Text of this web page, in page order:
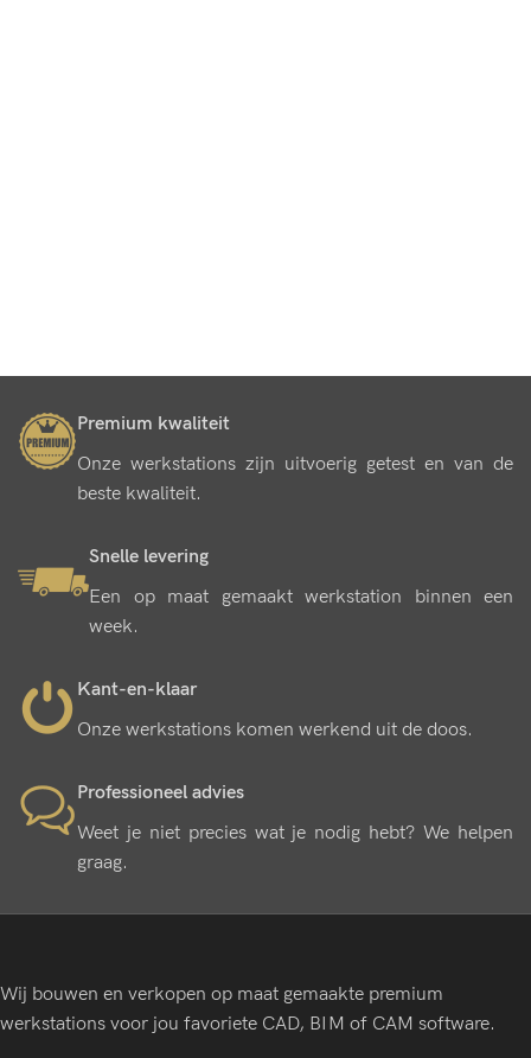
Premium kwaliteit
Onze werkstations zijn uitvoerig getest en van de
beste kwaliteit.
Snelle levering
Een op maat gemaakt werkstation binnen een
week.
Kant-en-klaar
Onze werkstations komen werkend uit de doos.
Professioneel advies
Weet je niet precies wat je nodig hebt? We helpen
graag.
Wij bouwen en verkopen op maat gemaakte premium
werkstations voor jou favoriete CAD, BIM of CAM software.